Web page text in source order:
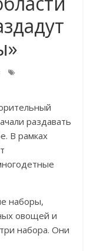
раздавать
В рамках
наборы,
овощей и
набора. Они